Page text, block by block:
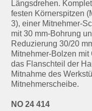
Längsdrehen.
festen Körnerspitzen
3), einer Mitnehmer-
mit 30 mm-Bohrung
Reduzierung 30/20
Mitnehmer-Bolzen
das Flanschteil der
Mitnahme des
Mitnehmerscheibe.
NO 24 414